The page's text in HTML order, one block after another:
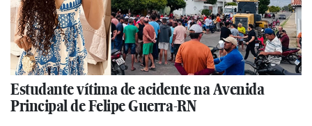
Estudante vítima de acidente na Avenida
Principal de Felipe Guerra-RN